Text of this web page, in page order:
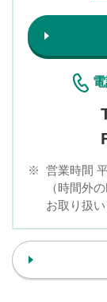
※ 営業時間
（時間外
お取り扱い